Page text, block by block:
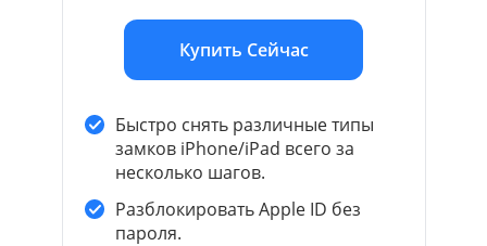
Купить Сейчас
Быстро снять различные типы
замков iPhone/iPad всего за
несколько шагов.
Разблокировать Apple ID без
пароля.